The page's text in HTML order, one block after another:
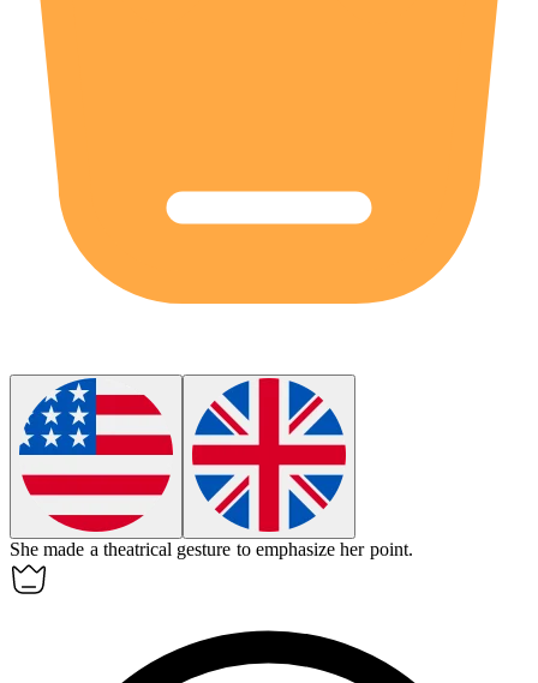
She made a theatrical gesture to emphasize her point.